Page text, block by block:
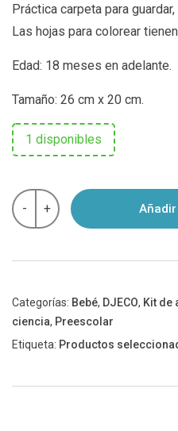
Práctica carpeta para
Las hojas para colorear
Edad: 18 meses en adelante.
Tamaño: 26 cm x 20 cm.
1 disponibles
-
Laminas
para
colorear
+
Categorías: Bebé, DJECO, Kit de
ciencia, Preescolar
Etiqueta: Productos